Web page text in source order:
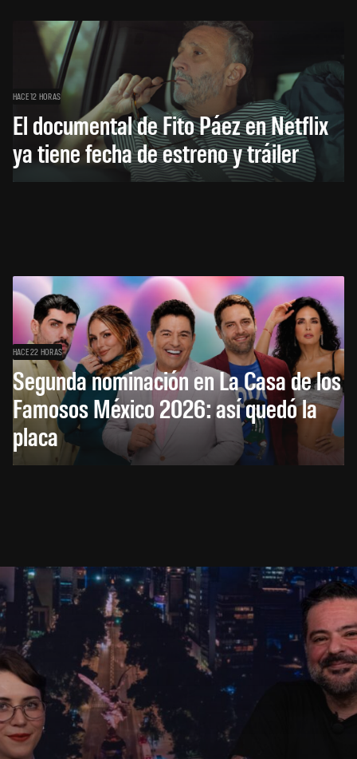
HACE 12 HORAS
El documental de Fito Páez en Netflix
ya tiene fecha de estreno y tráiler
HACE 22 HORAS
Segunda nominación en La Casa de los
Famosos México 2026: así quedó la
placa